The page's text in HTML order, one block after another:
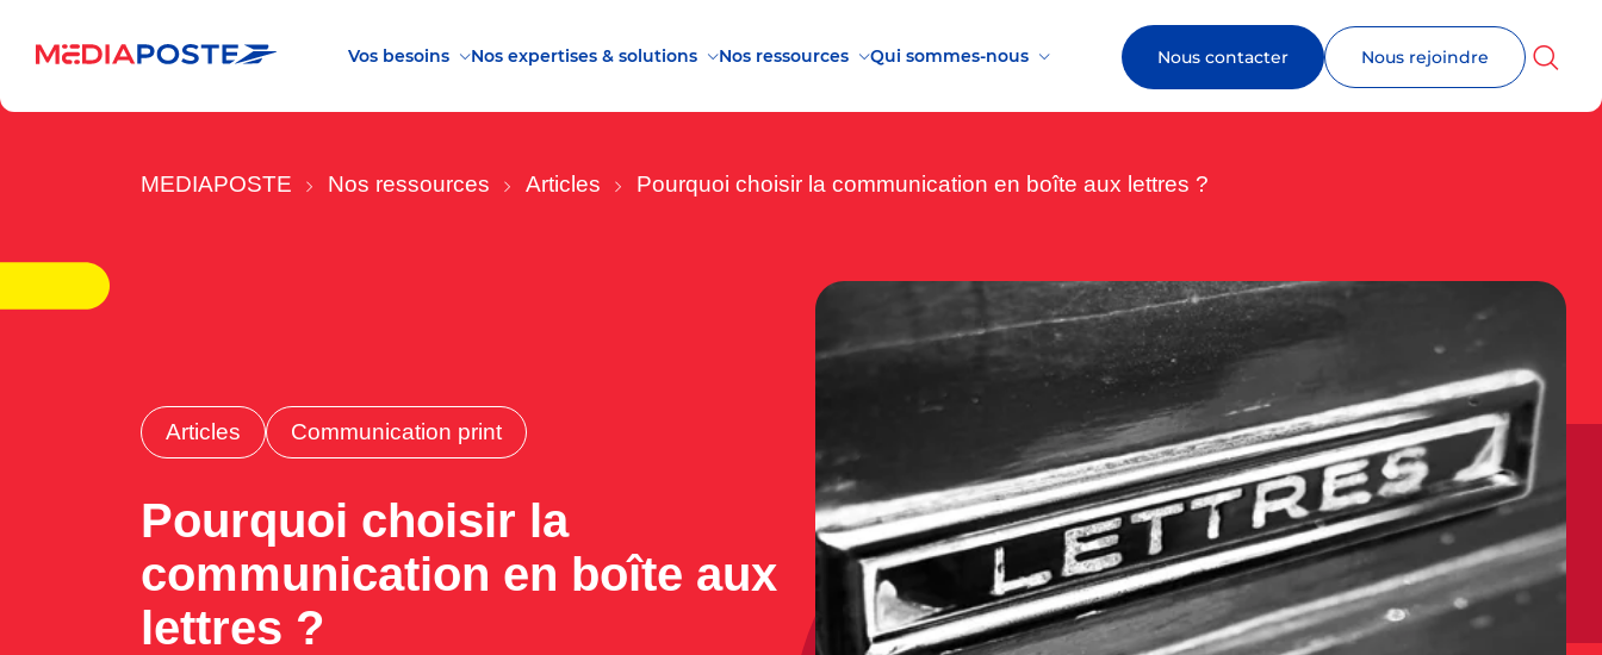
Vos besoins Nos expertises & solutions Nos ressources Qui sommes-nous Nous contacter Nous rejoindre
MEDIAPOSTE Nos ressources Articles Pourquoi choisir la communication en boîte aux lettres ?
Articles Communication print
Pourquoi choisir la
communication en boîte aux
lettres ?